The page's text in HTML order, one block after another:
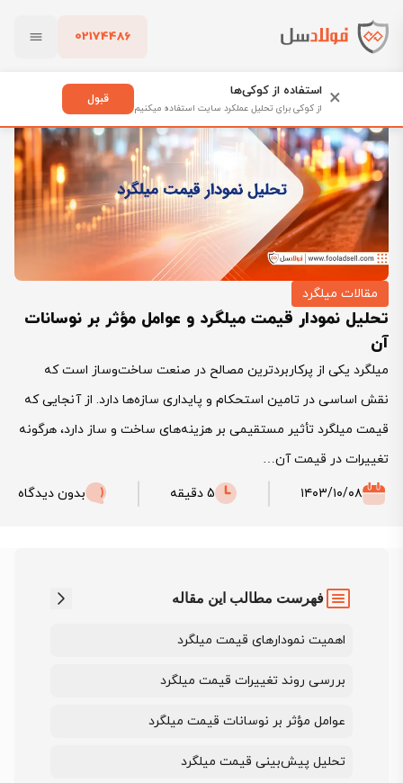
02174486
پاک کردن
فولادسل
تحلیل نمودار قیمت میلگرد و عوامل مؤثر بر نوسانات آن
مقالات میلگرد
تحلیل نمودار قیمت میلگرد و عوامل مؤثر بر نوسانات
آن
میلگرد یکی از پرکاربردترین مصالح در صنعت ساخت‌وساز است که
نقش اساسی در تامین استحکام و پایداری سازه‌ها دارد. از آنجایی که
قیمت میلگرد تأثیر مستقیمی بر هزینه‌های ساخت و ساز دارد، هرگونه
تغییرات در قیمت آن…
۱۴۰۳/۱۰/۰۸
5 دقیقه بدون دیدگاه
فهرست مطالب این مقاله
اهمیت نمودارهای قیمت میلگرد
بررسی روند تغییرات قیمت میلگرد
عوامل مؤثر بر نوسانات قیمت میلگرد
تحلیل پیش‌بینی قیمت میلگرد
× استفاده از کوکی‌ها
از کوکی برای تحلیل عملکرد سایت استفاده میکنیم
قبول